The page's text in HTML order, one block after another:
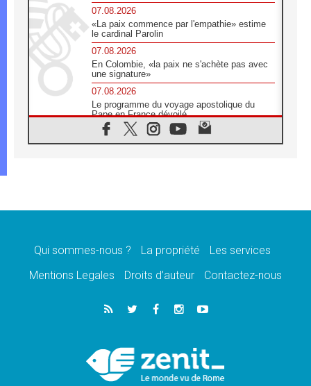
07.08.2026
«La paix commence par l'empathie» estime
le cardinal Parolin
07.08.2026
En Colombie, «la paix ne s'achète pas avec
une signature»
07.08.2026
Le programme du voyage apostolique du
Pape en France dévoilé
07.08.2026
1ère Conférence continentale sur l'éducation
07.08.2026
07.08.2026
lancement des «dix jours de prière pour la
06.08.2026
Préparatifs des JMJ 2027 à Séoul: «c'est
Chrétiens et confucéens: respect et sagesse
pour relever les «défis urgents»
Qui sommes-nous ? La propriété
Les services
Mentions Legales
Droits d’auteur Contactez-nous